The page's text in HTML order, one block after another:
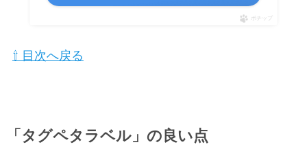
ポチップ
⇧ 目次へ戻る
「タグペタラベル」の良い点